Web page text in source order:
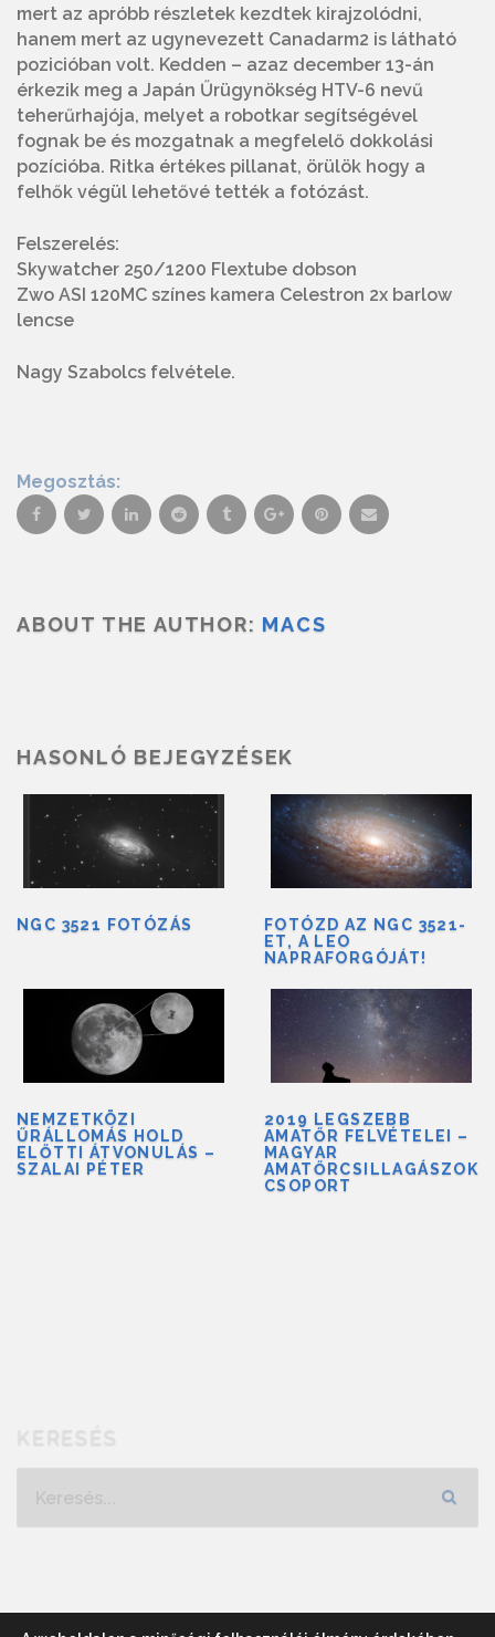
mert az apróbb részletek kezdtek kirajzolódni,
hanem mert az ugynevezett Canadarm2 is látható
pozicióban volt. Kedden – azaz december 13-án
érkezik meg a Japán Űrügynökség HTV-6 nevű
teherűrhajója, melyet a robotkar segítségével
fognak be és mozgatnak a megfelelő dokkolási
pozícióba. Ritka értékes pillanat, örülök hogy a
felhők végül lehetővé tették a fotózást.
Felszerelés:
Skywatcher 250/1200 Flextube dobson
Zwo ASI 120MC színes kamera Celestron 2x barlow
lencse
Nagy Szabolcs felvétele.
Megosztás:
ABOUT THE AUTHOR: MACS
HASONLÓ BEJEGYZÉSEK
NGC 3521 FOTÓZÁS
FOTÓZD AZ NGC 3521-
ET, A LEO
NAPRAFORGÓJÁT!
NEMZETKÖZI
ŰRÁLLOMÁS HOLD
ELŐTTI ÁTVONULÁS –
SZALAI PÉTER
2019 LEGSZEBB
AMATŐR FELVÉTELEI –
MAGYAR
AMATŐRCSILLAGÁSZOK
CSOPORT
KERESÉS